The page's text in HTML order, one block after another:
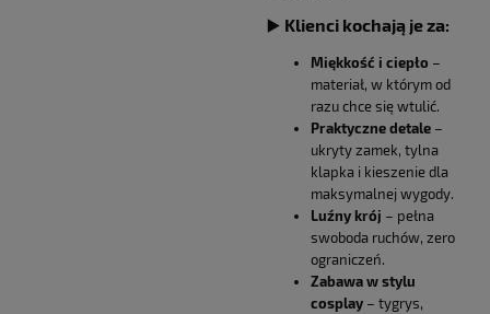
️▶️ Klienci kochają je za:
Miękkość i ciepło –
materiał, w którym od
razu chce się wtulić.
Praktyczne detale –
ukryty zamek, tylna
klapka i kieszenie dla
maksymalnej wygody.
Luźny krój – pełna
swoboda ruchów, zero
ograniczeń.
Zabawa w stylu
cosplay – tygrys,